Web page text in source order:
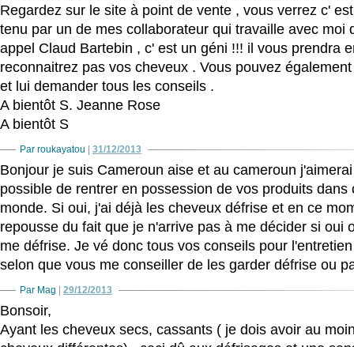
Regardez sur le site à point de vente , vous verrez c'
tenu par un de mes collaborateur qui travaille avec moi
appel Claud Bartebin , c' est un géni !!! il vous prendra
reconnaitrez pas vos cheveux . Vous pouvez
et lui demander tous les conseils .
A bientôt S. Jeanne Rose
A bientôt S
Par roukayatou 31/12/2013
Bonjour je suis Cameroun aise et au cameroun
possible de rentrer en possession de vos produits dans
monde. Si oui, j'ai déjà les cheveux défrise et en ce
repousse du fait que je n'arrive pas à me décider si oui
me défrise. Je vé donc tous vos conseils pour
selon que vous me conseiller de les garder défrise ou
Par Mag 29/12/2013
Bonsoir,
Ayant les cheveux secs, cassants ( je dois avoir au